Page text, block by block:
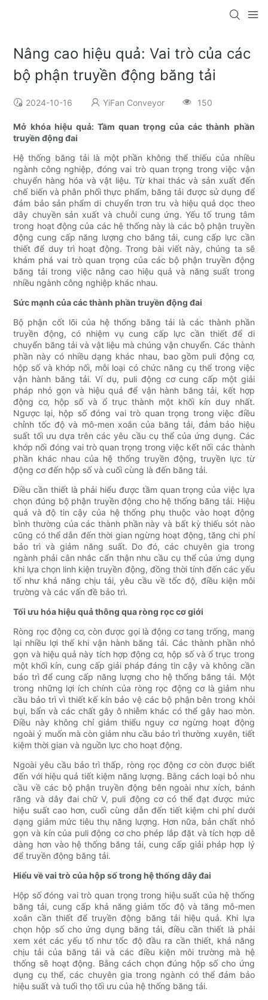
Nâng cao hiệu quả: Vai trò của các
bộ phận truyền động băng tải
2024-10-16 YiFan Conveyor 150
Mở khóa hiệu quả: Tầm quan trọng của các thành phần
truyền động đai
Hệ thống băng tải là một phần không thể thiếu của nhiều
ngành công nghiệp, đóng vai trò quan trọng trong việc vận
chuyển hàng hóa và vật liệu. Từ khai thác và sản xuất đến
chế biến và phân phối thực phẩm, băng tải được sử dụng để
đảm bảo sản phẩm di chuyển trơn tru và hiệu quả dọc theo
dây chuyền sản xuất và chuỗi cung ứng. Yếu tố trung tâm
trong hoạt động của các hệ thống này là các bộ phận truyền
động cung cấp năng lượng cho băng tải, cung cấp lực cần
thiết để duy trì hoạt động. Trong bài viết này, chúng ta sẽ
khám phá vai trò quan trọng của các bộ phận truyền động
băng tải trong việc nâng cao hiệu quả và năng suất trong
nhiều ngành công nghiệp khác nhau.
Sức mạnh của các thành phần truyền động đai
Bộ phận cốt lõi của hệ thống băng tải là các thành phần
truyền động, có nhiệm vụ cung cấp lực cần thiết để di
chuyển băng tải và vật liệu mà chúng vận chuyển. Các thành
phần này có nhiều dạng khác nhau, bao gồm puli động cơ,
hộp số và khớp nối, mỗi loại có chức năng cụ thể trong việc
vận hành băng tải. Ví dụ, puli động cơ cung cấp một giải
pháp nhỏ gọn và hiệu quả để vận hành băng tải, kết hợp
động cơ, hộp số và ổ trục thành một khối kín duy nhất.
Ngược lại, hộp số đóng vai trò quan trọng trong việc điều
chỉnh tốc độ và mô-men xoắn của băng tải, đảm bảo hiệu
suất tối ưu dựa trên các yêu cầu cụ thể của ứng dụng. Các
khớp nối đóng vai trò quan trọng trong việc kết nối các thành
phần khác nhau của hệ thống truyền động, truyền lực từ
động cơ đến hộp số và cuối cùng là đến băng tải.
Điều cần thiết là phải hiểu được tầm quan trọng của việc lựa
chọn đúng bộ phận truyền động cho hệ thống băng tải. Hiệu
quả và độ tin cậy của hệ thống phụ thuộc vào hoạt động
bình thường của các thành phần này và bất kỳ thiếu sót nào
cũng có thể dẫn đến thời gian ngừng hoạt động, tăng chi phí
bảo trì và giảm năng suất. Do đó, các chuyên gia trong
ngành phải cân nhắc cẩn thận nhu cầu cụ thể của ứng dụng
khi lựa chọn linh kiện truyền động, đồng thời tính đến các yếu
tố như khả năng chịu tải, yêu cầu về tốc độ, điều kiện môi
trường và các vấn đề bảo trì.
Tối ưu hóa hiệu quả thông qua ròng rọc cơ giới
Ròng rọc động cơ, còn được gọi là động cơ tang trống, mang
lại nhiều lợi thế khi vận hành băng tải. Các thành phần nhỏ
gọn và hiệu quả này tích hợp động cơ, hộp số và ổ trục trong
một khối kín, cung cấp giải pháp đáng tin cậy và không cần
bảo trì để cung cấp năng lượng cho hệ thống băng tải. Một
trong những lợi ích chính của ròng rọc động cơ là giảm nhu
cầu bảo trì vì thiết kế kín bảo vệ các bộ phận bên trong khỏi
bụi, bẩn và các chất gây ô nhiễm khác có thể gây hao mòn.
Điều này không chỉ giảm thiểu nguy cơ ngừng hoạt động
ngoài ý muốn mà còn giảm nhu cầu bảo trì thường xuyên, tiết
kiệm thời gian và nguồn lực cho hoạt động.
Ngoài yêu cầu bảo trì thấp, ròng rọc động cơ còn được biết
đến với hiệu quả tiết kiệm năng lượng. Bằng cách loại bỏ nhu
cầu về các bộ phận truyền động bên ngoài như xích, bánh
răng và dây đai chữ V, puli động cơ có thể đạt được mức
hiệu suất cao hơn, cuối cùng dẫn đến tiết kiệm chi phí dưới
dạng giảm mức tiêu thụ năng lượng. Hơn nữa, bản chất nhỏ
gọn và kín của puli động cơ cho phép lắp đặt và tích hợp dễ
dàng hơn vào hệ thống băng tải, cung cấp giải pháp hợp lý
để truyền động băng tải.
Hiểu về vai trò của hộp số trong hệ thống dây đai
Hộp số đóng vai trò quan trọng trong hiệu suất của hệ thống
băng tải, cung cấp khả năng giảm tốc độ và tăng mô-men
xoắn cần thiết để truyền động băng tải hiệu quả. Khi lựa
chọn hộp số cho ứng dụng băng tải, điều cần thiết là phải
xem xét các yếu tố như tốc độ đầu ra cần thiết, khả năng
chịu tải của băng tải và các điều kiện môi trường mà hệ
thống sẽ hoạt động. Bằng cách chọn đúng hộp số cho ứng
dụng cụ thể, các chuyên gia trong ngành có thể đảm bảo
hiệu suất và tuổi thọ tối ưu của hệ thống băng tải.